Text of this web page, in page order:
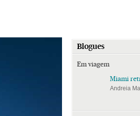
Blogues
Em viagem
Miami
Andreia